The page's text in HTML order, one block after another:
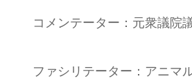
コメンテーター：元衆議
ファシリテーター：アニ